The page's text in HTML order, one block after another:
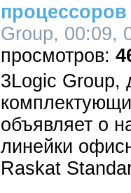
Group, 00:09,
3Logic Group,
объявляет о
линейки
Raskat